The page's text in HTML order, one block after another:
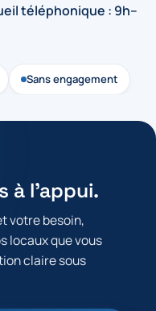
téléphonique : 9h–
Sans engagement
à l'appui.
votre besoin,
locaux que vous
claire sous